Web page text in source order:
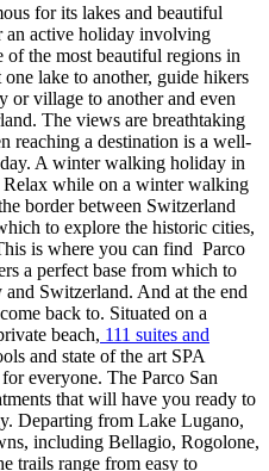
for its lakes and beautiful
an active holiday involving
the most beautiful regions in
lake to another, guide hikers
or village to another and even
The views are breathtaking
reaching a destination is a well-
A winter walking holiday in
while on a winter walking
border between Switzerland
to explore the historic cities,
is where you can find Parco
a perfect base from which to
Switzerland. And at the end
back to. Situated on a
beach, 111 suites and
and state of the art SPA
everyone. The Parco San
that will have you ready to
Departing from Lake Lugano,
including Bellagio, Rogolone,
trails range from easy to